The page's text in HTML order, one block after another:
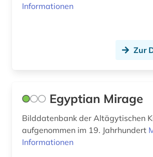
englisch (1)
englisches sprachgebiet (3)
entwicklung (1)
Informationen
Zur
Egyptian Mirage
Bilddatenbank der Altägytischen
aufgenommen im 19. Jahrhundert
Informationen